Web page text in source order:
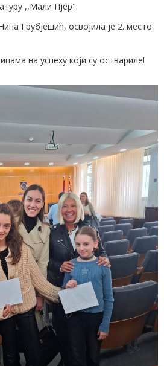
,,Мали Пјер".
Грубјешић, освојила је 2. место
на успеху који су оствариле!